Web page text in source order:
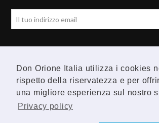
Don Orione Italia utilizza i cookies
rispetto della riservatezza e per
una migliore esperienza sul nostro
Privacy policy
F
Y
o